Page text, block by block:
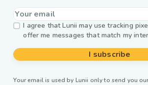
I agree that Lunii may use tracking
offer me messages that match my
I subscribe
Your email is used by Lunii only to send you